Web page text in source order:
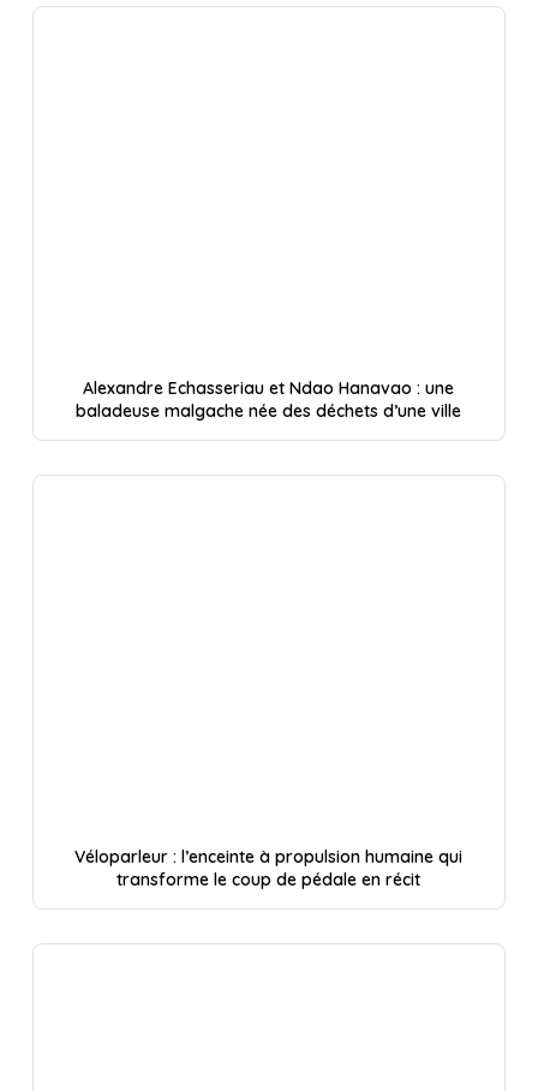
Alexandre Echasseriau et Ndao Hanavao : une
baladeuse malgache née des déchets d’une ville
Véloparleur : l’enceinte à propulsion humaine qui
transforme le coup de pédale en récit